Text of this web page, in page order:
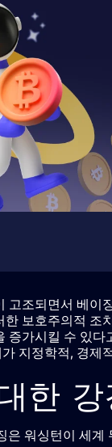
고조되면서 베이
보호주의적 조
증가시킬 수 있
지정학적, 경제
한
은 워싱턴이 세